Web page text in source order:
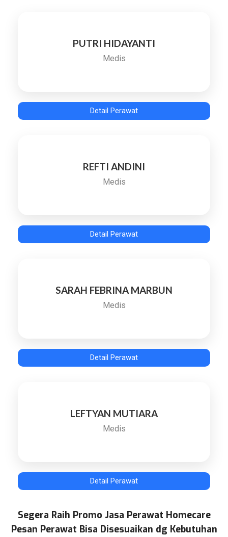
PUTRI HIDAYANTI
Medis
Detail Perawat
REFTI ANDINI
Medis
Detail Perawat
SARAH FEBRINA MARBUN
Medis
Detail Perawat
LEFTYAN MUTIARA
Medis
Detail Perawat
Segera Raih Promo Jasa Perawat Homecare
Pesan Perawat Bisa Disesuaikan dg Kebutuhan